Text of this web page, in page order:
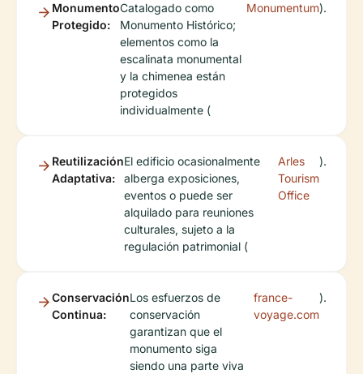
Monumento
Protegido:
Catalogado como
Monumento Histórico;
elementos como la
escalinata monumental
y la chimenea están
protegidos
individualmente (
Monumentum).
Reutilización
Adaptativa:
El edificio ocasionalmente
alberga exposiciones,
eventos o puede ser
alquilado para reuniones
culturales, sujeto a la
regulación patrimonial (
Arles
Tourism
Office
).
Conservación
Continua:
Los esfuerzos de
conservación
garantizan que el
monumento siga
siendo una parte viva
france-
voyage.com
).